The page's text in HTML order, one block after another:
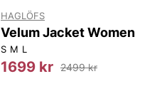
HAGLÖFS
Velum Jacket Women
S M L
1699 kr 2499 kr